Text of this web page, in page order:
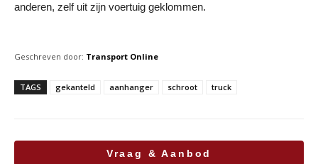
anderen, zelf uit zijn voertuig geklommen.
Geschreven door: Transport Online
TAGS gekanteld aanhanger schroot truck
Vraag & Aanbod